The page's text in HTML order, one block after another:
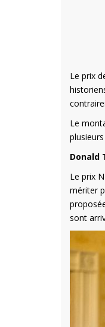
Le prix
Le
Donald
Le prix
mériter
sont